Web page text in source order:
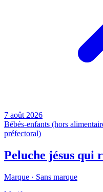
7 août 2026
Bébés-enfants (hors
préfectoral)
Peluche jésus qui
Marque · Sans marque